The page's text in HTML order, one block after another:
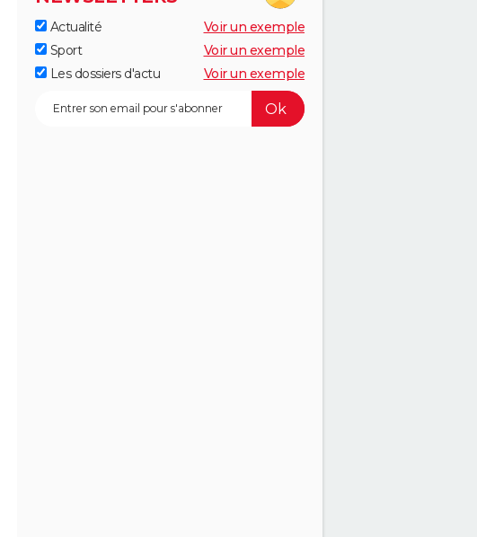
Actualité
Voir un exemple
Sport
Voir un exemple
Les dossiers d'actu
Voir un exemple